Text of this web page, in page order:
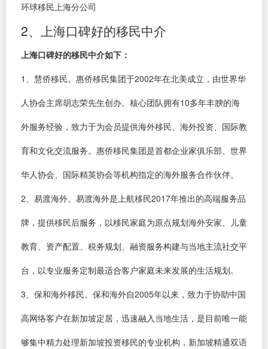
环球移民上海分公司
2、上海口碑好的移民中介
上海口碑好的移民中介如下：
1、慧侨移民。惠侨移民集团于2002年在北美成立，由世界华
人协会主席胡志荣先生创办。核心团队拥有10多年丰腴的海
外服务经验，致力于为会员提供海外移民、海外投资、国际教
育和文化交流服务。惠侨移民集团是首都企业家俱乐部、世界
华人协会、国际精英协会等机构指定的海外服务合作伙伴。
2、易渡海外。易渡海外是上航移民2017年推出的高端服务品
牌，提供移民后服务，以移民家庭为原点规划海外安家、儿童
教育、资产配置、税务规划、融资服务构建与当地主流社交平
台，以专业服务定制最适合客户家庭未来发展的生活规划。
3、保和海外移民。保和海外自2005年以来，致力于协助中国
高网络客户在新加坡定居，迅速融入当地生活，是目前唯一能
够集中精力处理新加坡投资移民的专业机构，新加坡精通双语